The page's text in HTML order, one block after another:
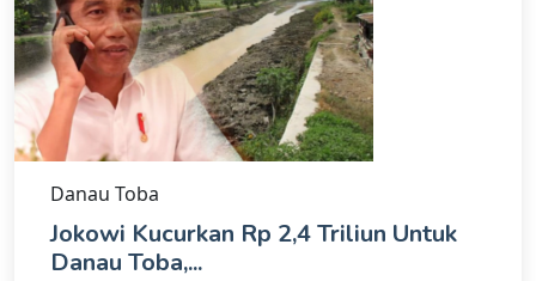
Danau Toba
Jokowi Kucurkan Rp 2,4 Triliun Untuk
Danau Toba,...